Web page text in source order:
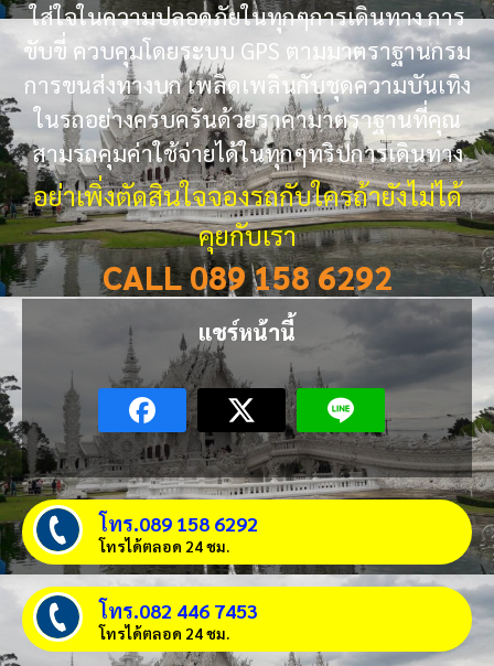
ใส่ใจในความปลอดภัยในทุกๆการเดินทาง การ
ขับขี่ ควบคุมโดยระบบ GPS ตามมาตราฐานกรม
การขนส่งทางบก เพลิดเพลินกับชุดความบันเทิง
ในรถอย่างครบครันด้วยราคามาตราฐานที่คุณ
สามรถคุมค่าใช้จ่ายได้ในทุกๆทริปการเดินทาง
อย่าเพิ่งตัดสินใจจองรถกับใครถ้ายังไม่ได้
คุยกับเรา
CALL 089 158 6292
แชร์หน้านี้
โทร.089 158 6292
โทรได้ตลอด 24 ชม.
โทร.082 446 7453
โทรได้ตลอด 24 ชม.